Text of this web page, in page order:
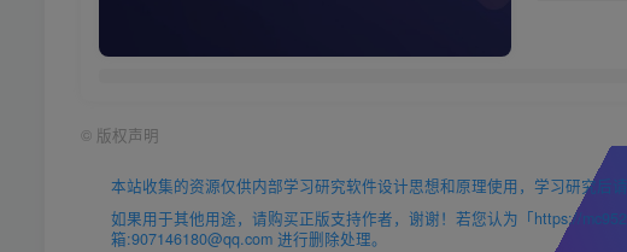
© 版权声明
本站收集的资源仅供内部学习研究软件设计思想和原理使用，学习研究
如果用于其他用途，请购买正版支持作者，谢谢！若您认为「https://
箱:907146180@qq.com 进行删除处理。